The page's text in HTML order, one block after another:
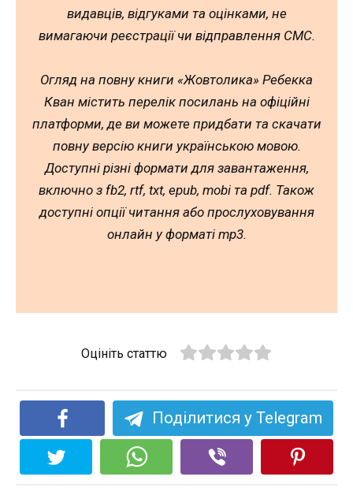
видавців, відгуками та оцінками, не
вимагаючи реєстрації чи відправлення СМС.
Огляд на повну книги «Жовтолика» Ребекка
Кван містить перелік посилань на офіційні
платформи, де ви можете придбати та скачати
повну версію книги українською мовою.
Доступні різні формати для завантаження,
включно з fb2, rtf, txt, epub, mobi та pdf. Також
доступні опції читання або прослуховування
онлайн у форматі mp3.
Оцініть статтю
Поділитися у Telegram